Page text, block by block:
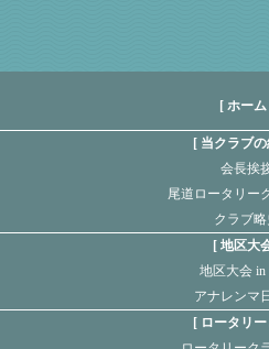
[ ホーム
当クラブ
会長挨
尾道ロータリー
クラブ略
地区大
地区大会 in
アナレンマ
ロータリ